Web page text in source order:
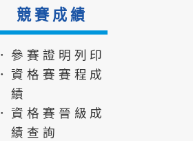
競賽成績
．參賽證明列印
．資格賽賽程成
績
．資格賽晉級成
績查詢